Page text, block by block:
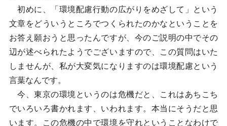
初めに、「環境配慮行動の広がりをめざして」という
文章をどういうところでつくられたのかなということを
お答え願おうと思ったんですが、今のご説明の中でその
辺が述べられたようでございますので、この質問はいた
しませんが、私が大変気になりますのは環境配慮という
言葉なんです。
今、東京の環境というのは危機だと、これはあちこち
でいろいろ書かれます、いわれます。本当にそうだと思
います。この危機の中で環境を守れということなわけで